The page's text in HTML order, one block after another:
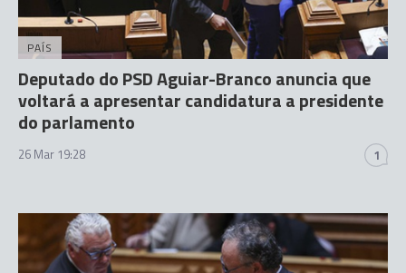
PAÍS
Deputado do PSD Aguiar-Branco anuncia que
voltará a apresentar candidatura a presidente
do parlamento
26 Mar 19:28 1